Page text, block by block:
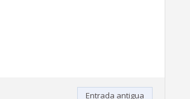
Entrada antigua